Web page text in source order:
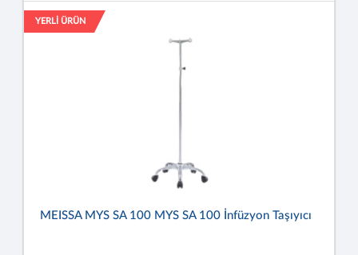
YERLİ ÜRÜN
MEISSA MYS SA 100 MYS SA 100 İnfüzyon Taşıyıcı